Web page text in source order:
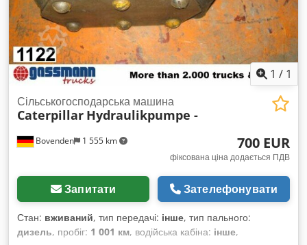
1 / 1
Bovenden 1 555 km
Сільськогосподарська машина
Caterpillar Hydraulikpumpe -
700 EUR
фіксована ціна додається ПДВ
Запитати Зателефонувати
Стан: вживаний, тип передачі: інше, тип пального:
дизель, пробіг: 1 001 км, водійська кабіна: інше,